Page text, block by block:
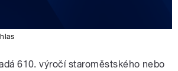
610. výročí staroměstského nebo